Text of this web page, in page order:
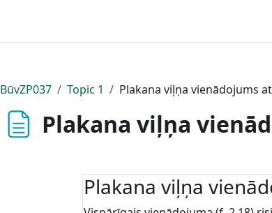
BūvZP037
Topic 1 Plakana viļņa vienādojums
Plakana viļņa
Plakana viļņa